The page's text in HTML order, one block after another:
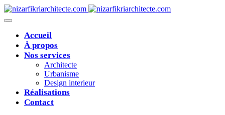
Accueil
À propos
Nos services
Architecte
Urbanisme
Design interieur
Réalisations
Contact